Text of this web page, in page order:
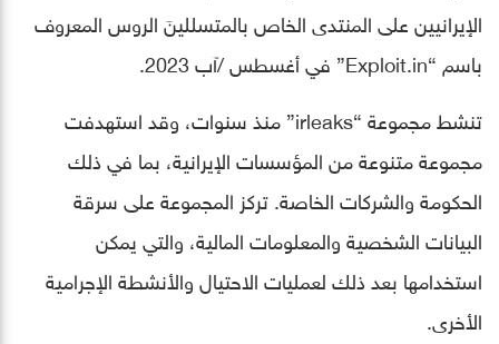
الإيرانيين على المنتدى الخاص بالمتسللينَ الروس المعروف
باسم “Exploit.in” في أغسطس /آب 2023.
تنشط مجموعة “irleaks” منذ سنوات، وقد استهدفت
مجموعة متنوعة من المؤسسات الإيرانية، بما في ذلك
الحكومة والشركات الخاصة. تركز المجموعة على سرقة
البيانات الشخصية والمعلومات المالية، والتي يمكن
استخدامها بعد ذلك لعمليات الاحتيال والأنشطة الإجرامية
الأخرى.